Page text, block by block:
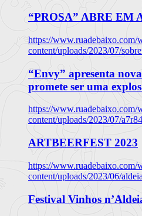
“PROSA” ABRE EM
https://www.ruadebaixo.com/
content/uploads/2023/07/
“Envy” apresenta
promete ser uma
https://www.ruadebaixo.com/
content/uploads/2023/07/
ARTBEERFEST 2023
https://www.ruadebaixo.com/
content/uploads/2023/06/
Festival Vinhos